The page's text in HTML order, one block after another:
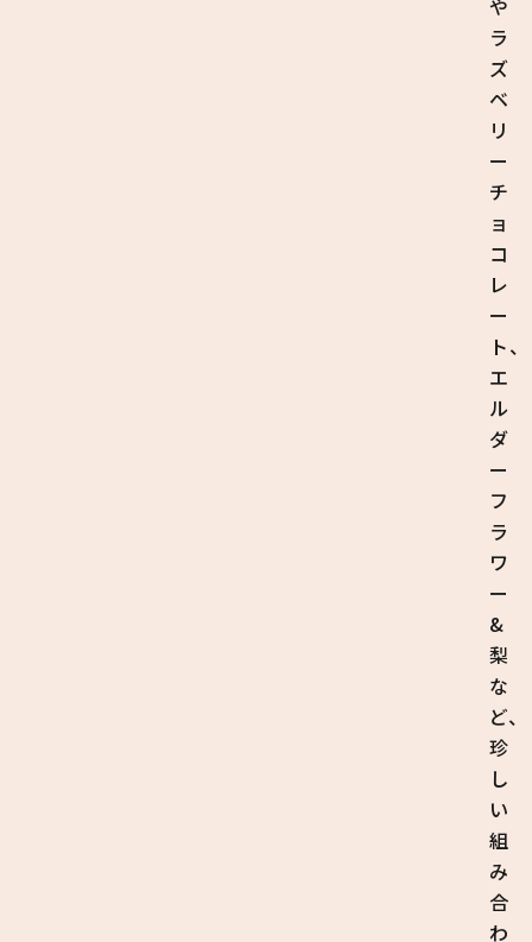
ラ
ズ
ベ
リ
ー
チ
ョ
コ
レ
ー
ト、
エ
ル
ダ
ー
フ
ラ
ワ
ー
&
梨
な
ど、
珍
し
い
組
み
合
わ